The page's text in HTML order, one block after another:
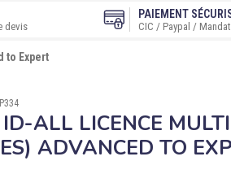
devis
PAIEMENT
CIC / Paypal /
to Expert
ALL LICENCE
ADVANCED TO